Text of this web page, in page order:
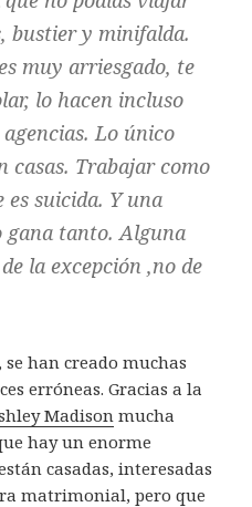
bustier y minifalda.
muy arriesgado, te
lo hacen incluso
Lo único
casas. Trabajar como
es suicida. Y una
gana tanto. Alguna
la excepción ,no de
han creado muchas
erróneas. Gracias a la
Madisonmucha
hay un enorme
casadas, interesadas
matrimonial, pero que